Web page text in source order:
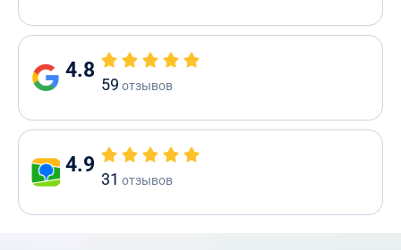
4.8
59 отзывов
4.9
31 отзывов